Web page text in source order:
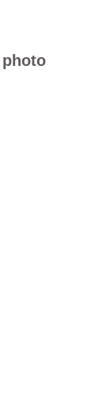
photo